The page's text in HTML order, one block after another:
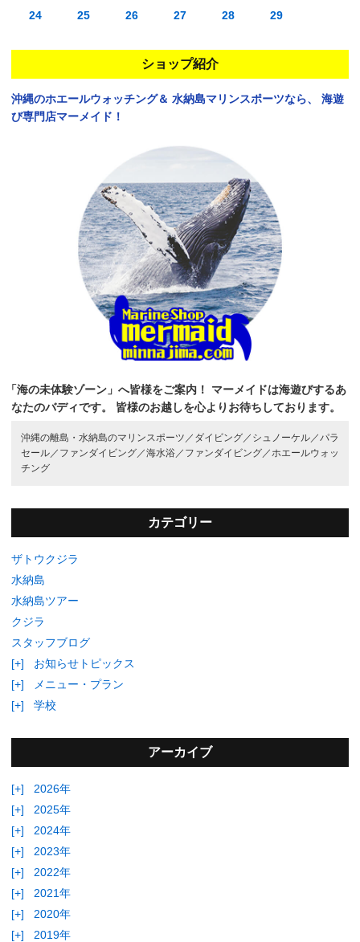
24 25 26 27 28 29
ショップ紹介
沖縄のホエールウォッチング＆ 水納島マリンスポーツなら、
海遊
び専門店マーメイド！
「海の未体験ゾーン」へ皆様をご案内！
マーメイドは海遊びするあ
なたのバディです。
皆様のお越しを心よりお待ちしております。
沖縄の離島・水納島のマリンスポーツ／ ダイビング／ シュノーケル／ パラ
セール／ ファンダイビング／海水浴／ ファンダイビング／ ホエールウォッ
チング
カテゴリー
ザトウクジラ
水納島
水納島ツアー
クジラ
スタッフブログ
[+]
お知らせトピックス
[+]
メニュー・プラン
[+]
学校
アーカイブ
[+]
2026年
[+]
2025年
[+]
2024年
[+]
2023年
[+]
2022年
[+]
2021年
[+]
2020年
[+]
2019年